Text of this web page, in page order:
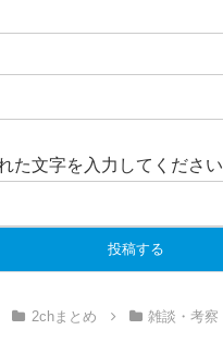
た文字を入力してください
2chまとめ 雑談・考察